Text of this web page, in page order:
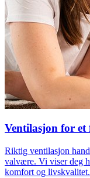
Ventilasjon for et
Riktig ventilasjon
valvære. Vi viser deg
komfort og livskvalitet.